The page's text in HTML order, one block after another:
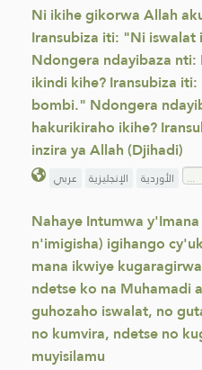
Ni ikihe gikorwa Allah
Iransubiza iti: "Ni
Ndongera ndayibaza
ikindi kihe? Iransubiza
bombi." Ndongera
hakurikiraho ikihe?
inzira ya Allah (Djihadi)
عربي الإنجليزية الأوردية
Nahaye Intumwa
n'imigisha) igihango
mana ikwiye
ndetse ko na Muhamadi
guhozaho iswalat, no
no kumvira, ndetse no
muyisilamu